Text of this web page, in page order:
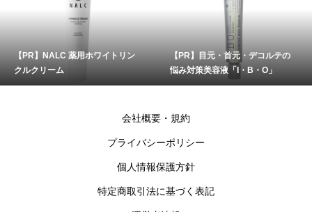
【PR】NALC 薬用ホワイトリン
クルクリーム
【PR】目元・首元・デコルテの
悩み対策美容液「I・B・O」
会社概要・規約
プライバシーポリシー
個人情報保護方針
特定商取引法に基づく表記